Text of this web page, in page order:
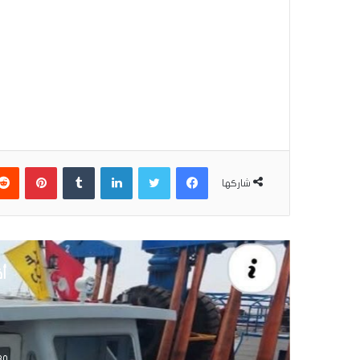
شاركها
فيسبوكتويتر لينكدإن